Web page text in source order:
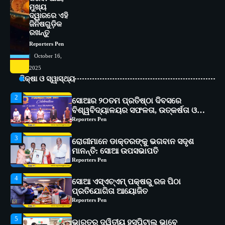
ମୁଖ୍ୟ
ଦ୍ୱାରରେ ଏହି
ଜିନିଷଗୁଡ଼ିକ
ରଖନ୍ତୁ
Reporters Pen
October 16,
2025
ଶିକ୍ଷା ଓ ସ୍ୱାସ୍ଥ୍ୟ
1
2
ଅଗ୍ରଗତିର ସ୍ମୃତିଚାରଣ
Reporters Pen
3
ରୋଗୀମାନେ ଡାକ୍ତରଙ୍କୁ ଭଗବାନ ସଦୃଶ
ମାନନ୍ତି: ସୋଆ ଉପସଭାପତି
Reporters Pen
4
ସୋଆ ଏସ୍‌ଏଚ୍‌ଏମ୍ ପକ୍ଷରୁ ରଜ ପିଠା
ପ୍ରତିଯୋଗିତା ଆୟୋଜିତ
Reporters Pen
5
ଭାରତର ଦ୍ୱିତୀୟ ହସ୍ପିଟାଲ୍ ଭାବେ
ଆଇଏମ୍‌ଏସ୍ ଆଣ୍ଡ ସମ ହସ୍ପିଟାଲ୍‌ରେ
ଅତ୍ୟାଧୁନିକ ଡିଜିସ୍କାନର ସ୍ଥାପନ
Reporters Pen
1
ସୋଆ ପକ୍ଷରୁ ରାୱେ କାର୍ଯ୍ୟକ୍ରମ ଅଧୀନରେ